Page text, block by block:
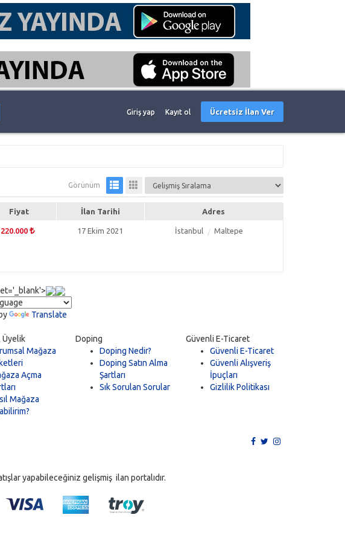
Giriş yap Kayıt ol Ücretsiz İlan Ver
Görünüm
Fiyat İlan Tarihi Adres
220.000 17 Ekim 2021 İstanbul Maltepe
Translate
Üyelik
Mağaza
Açma
Mağaza
Doping
Doping Nedir?
Doping Satın Alma
Şartları
Sık Sorulan Sorular
Güvenli E-Ticaret
Güvenli E-Ticaret
Güvenli Alışveriş
İpuçları
Gizlilik Politikası
yapabileceğiniz gelişmiş ilan portalıdır.